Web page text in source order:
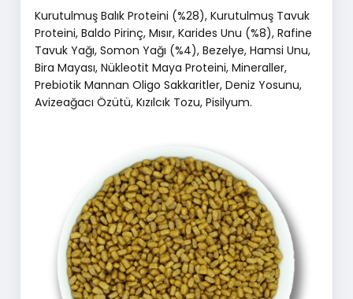
Kurutulmuş Balık Proteini (%28), Kurutulmuş Tavuk
Proteini, Baldo Pirinç, Mısır, Karides Unu (%8), Rafine
Tavuk Yağı, Somon Yağı (%4), Bezelye, Hamsi Unu,
Bira Mayası, Nükleotit Maya Proteini, Mineraller,
Prebiotik Mannan Oligo Sakkaritler, Deniz Yosunu,
Avizeağacı Özütü, Kızılcık Tozu, Pisilyum.